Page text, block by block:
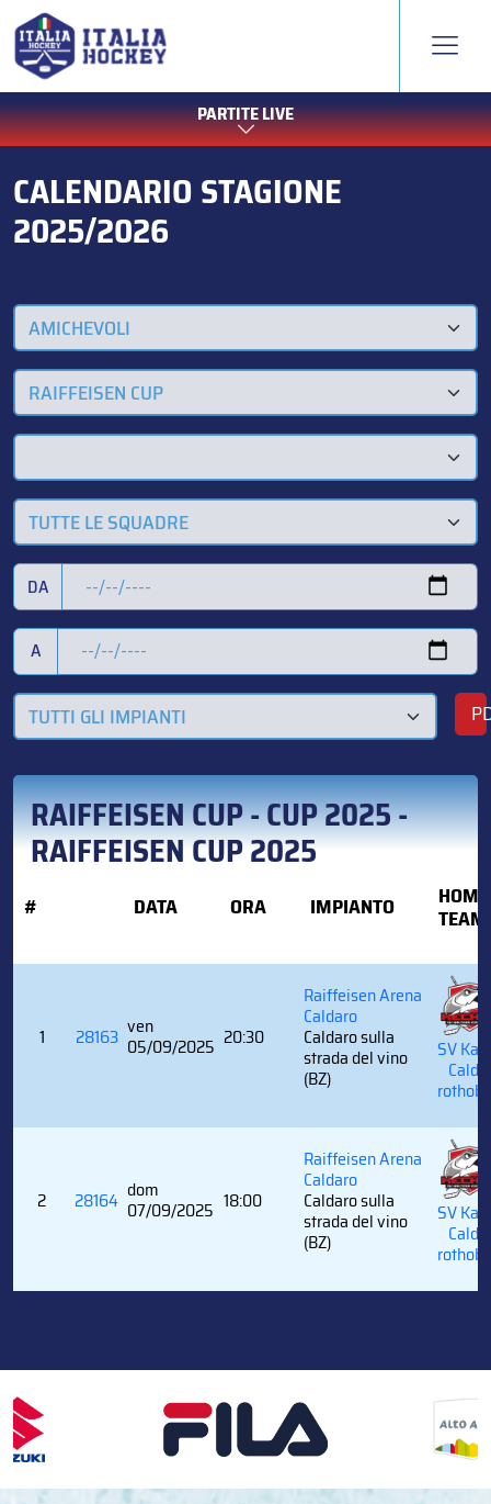
PARTITE LIVE
CALENDARIO STAGIONE
2025/2026
AMICHEVOLI
RAIFFEISEN CUP
TUTTE LE SQUADRE
DA
A
TUTTI GLI IMPIANTI
RAIFFEISEN CUP - CUP 2025 -
RAIFFEISEN CUP 2025
# DATA ORA IMPIANTO HOME
TEAM
1 28163 ven
05/09/2025 20:30
Raiffeisen Arena
Caldaro
Caldaro sulla
strada del vino
(BZ)
SV
2 28164 dom
07/09/2025 18:00
Raiffeisen Arena
Caldaro
Caldaro sulla
strada del vino
(BZ)
SV